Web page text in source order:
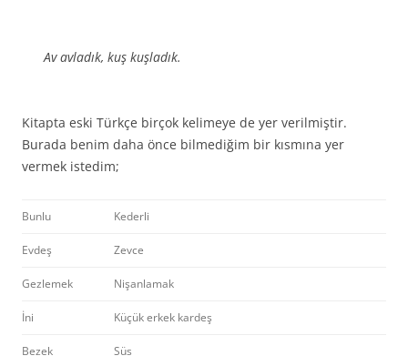
Av avladık, kuş kuşladık.
Kitapta eski Türkçe birçok kelimeye de yer verilmiştir.
Burada benim daha önce bilmediğim bir kısmına yer
vermek istedim;
Bunlu Kederli
Evdeş Zevce
Gezlemek Nişanlamak
İni Küçük erkek kardeş
Bezek Süs